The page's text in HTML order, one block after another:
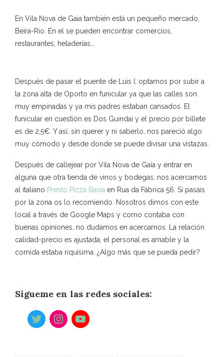
En Vila Nova de Gaia también está un pequeño mercado,
Beira-Rio. En el se pueden encontrar comercios,
restaurantes, heladerías….
Después de pasar el puente de Luis I, optamos por subir a
la zona alta de Oporto en funicular ya que las calles son
muy empinadas y ya mis padres estaban cansados. El
funicular en cuestión es Dos Guindai y el precio por billete
es de 2,5€. Y así, sin querer y ni saberlo, nos pareció algo
muy cómodo y desde donde se puede divisar una vistazas.
Después de callejear por Vila Nova de Gaia y entrar en
alguna que otra tienda de vinos y bodegas, nos acercamos
al italiano Presto Pizza Baixa en Rua da Fábrica 56. Si pasáis
por la zona os lo recomiendo. Nosotros dimos con este
local a través de Google Maps y como contaba con
buenas opiniones, no dudamos en acercarnos. La relación
calidad-precio es ajustada, el personal es amable y la
comida estaba riquísima. ¿Algo más que se pueda pedir?
Sígueme en las redes sociales: